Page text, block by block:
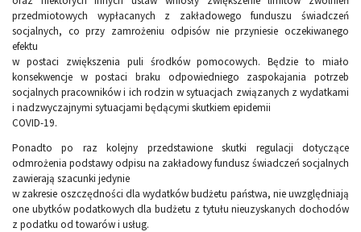
przedmiotowych wypłacanych z zakładowego funduszu świadczeń
socjalnych, co przy zamrożeniu odpisów nie przyniesie oczekiwanego
efektu
w postaci zwiększenia puli środków pomocowych. Będzie to miało
konsekwencje w postaci braku odpowiedniego zaspokajania potrzeb
socjalnych pracowników i ich rodzin w sytuacjach związanych z wydatkami
i nadzwyczajnymi sytuacjami będącymi skutkiem epidemii
COVID-19.
Ponadto po raz kolejny przedstawione skutki regulacji dotyczące
odmrożenia podstawy odpisu na zakładowy fundusz świadczeń socjalnych
zawierają szacunki jedynie
w zakresie oszczędności dla wydatków budżetu państwa, nie uwzględniają
one ubytków podatkowych dla budżetu z tytułu nieuzyskanych dochodów
z podatku od towarów i usług.